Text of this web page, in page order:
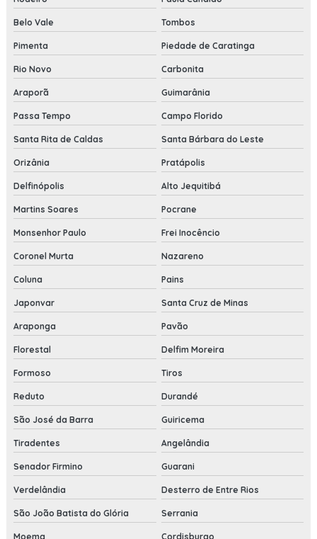
Belo Vale Tombos
Pimenta Piedade de Caratinga
Rio Novo Carbonita
Araporã Guimarânia
Passa Tempo Campo Florido
Santa Rita de Caldas Santa Bárbara do Leste
Orizânia Pratápolis
Delfinópolis Alto Jequitibá
Martins Soares Pocrane
Monsenhor Paulo Frei Inocêncio
Coronel Murta Nazareno
Coluna Pains
Japonvar Santa Cruz de Minas
Araponga Pavão
Florestal Delfim Moreira
Formoso Tiros
Reduto Durandé
São José da Barra Guiricema
Tiradentes Angelândia
Senador Firmino Guarani
Verdelândia Desterro de Entre Rios
São João Batista do Glória Serrania
Moema Cordisburgo